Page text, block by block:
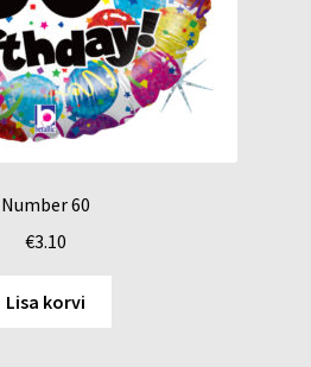
Number 60
€3.10
Lisa korvi